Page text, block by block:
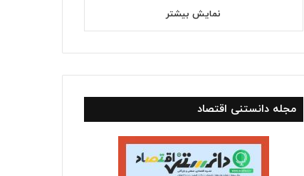
نمایش بیشتر
مجله دانستنی اقتصاد